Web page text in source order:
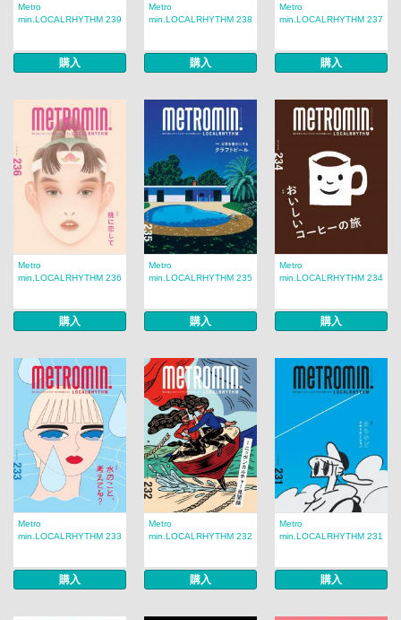
Metro
min.LOCALRHYTHM 239
購入
Metro
min.LOCALRHYTHM 238
購入
Metro
min.LOCALRHYTHM 237
購入
Metro
min.LOCALRHYTHM 236
購入
Metro
min.LOCALRHYTHM 235
購入
Metro
min.LOCALRHYTHM 234
購入
Metro
min.LOCALRHYTHM 233
購入
Metro
min.LOCALRHYTHM 232
購入
Metro
min.LOCALRHYTHM 231
購入